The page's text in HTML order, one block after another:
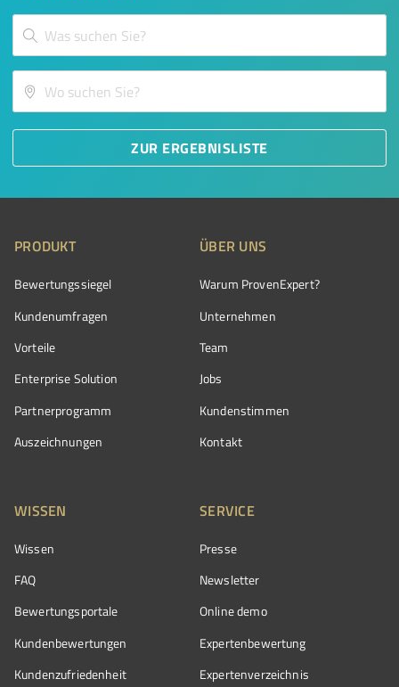
ZUR ERGEBNISLISTE
PRODUKT
Bewertungssiegel
Kundenumfragen
Vorteile
Enterprise Solution
Partnerprogramm
Auszeichnungen
ÜBER UNS
Warum ProvenExpert?
Unternehmen
Team
Jobs
Kundenstimmen
Kontakt
WISSEN
Wissen
FAQ
Bewertungsportale
Kundenbewertungen
Kundenzufriedenheit
SERVICE
Presse
Newsletter
Online demo
Expertenbewertung
Expertenverzeichnis